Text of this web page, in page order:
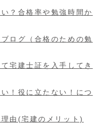
？合格率や勉強時間か
ログ（合格のための勉
宅建士証を入手してき
！役に立たない！につ
由(宅建のメリット)